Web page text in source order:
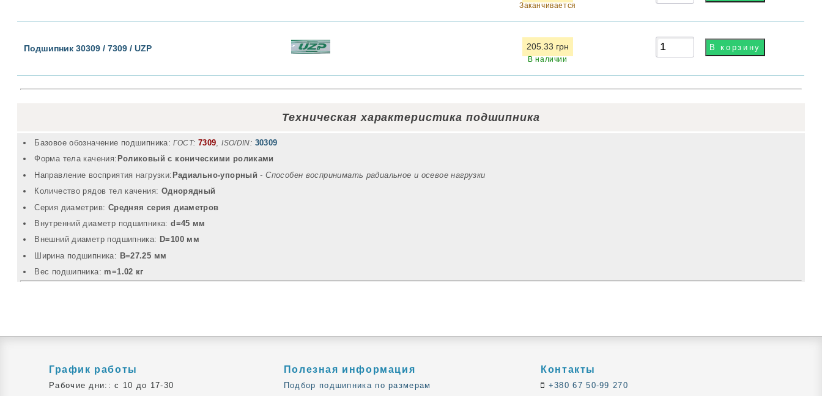
Заканчивается
Подшипник 30309 / 7309 / UZP 205.33 грн
В наличии
Техническая характеристика подшипника
Базовое обозначение подшипника: ГОСТ: 7309,ISO/DIN: 30309
Форма тела качения: Роликовый с коническими роликами
Направление восприятия нагрузки: Радиально-упорный - Способен воспринимать радиальное и осевое нагрузки
Количество рядов тел качения: Однорядный
Серия диаметрив: Средняя серия диаметров
Внутренний диаметр подшипника:d=45 мм
Внешний диаметр подшипника: D=100 мм
Ширина подшипника: B=27.25 мм
Вec подшипника: m=1.02 кг
График работы
Рабочие дни:: c 10 до 17-30
Полезная информация
Подбор подшипника по размерам
Контакты
+380 67 50-99 270